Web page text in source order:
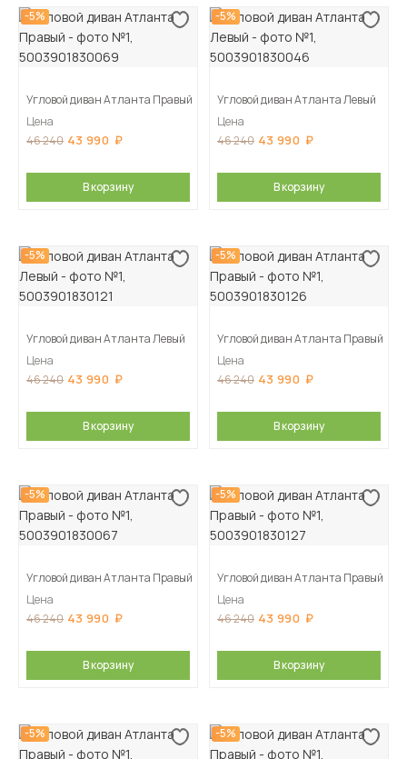
-5%
Угловой диван Атланта Правый
Цена
46 240 43 990
В корзину
-5%
Угловой диван Атланта Левый
Цена
46 240 43 990
В корзину
-5%
Угловой диван Атланта Левый
Цена
46 240 43 990
В корзину
-5%
Угловой диван Атланта Правый
Цена
46 240 43 990
В корзину
-5%
Угловой диван Атланта Правый
Цена
46 240 43 990
В корзину
-5%
Угловой диван Атланта Правый
Цена
46 240 43 990
В корзину
-5% -5%